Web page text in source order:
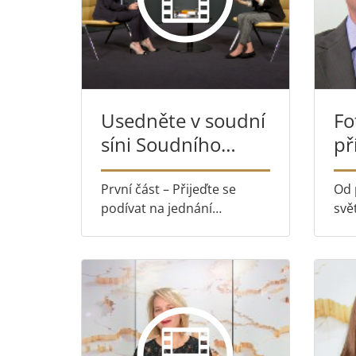
Usedněte v soudní
síni Soudního
dvora
První část – Přijeďte se
podívat na jednání
sledujte on-line Druhá část
– Nahlédněte do zákulisí s
Leticií Carrasco Marco
fa...